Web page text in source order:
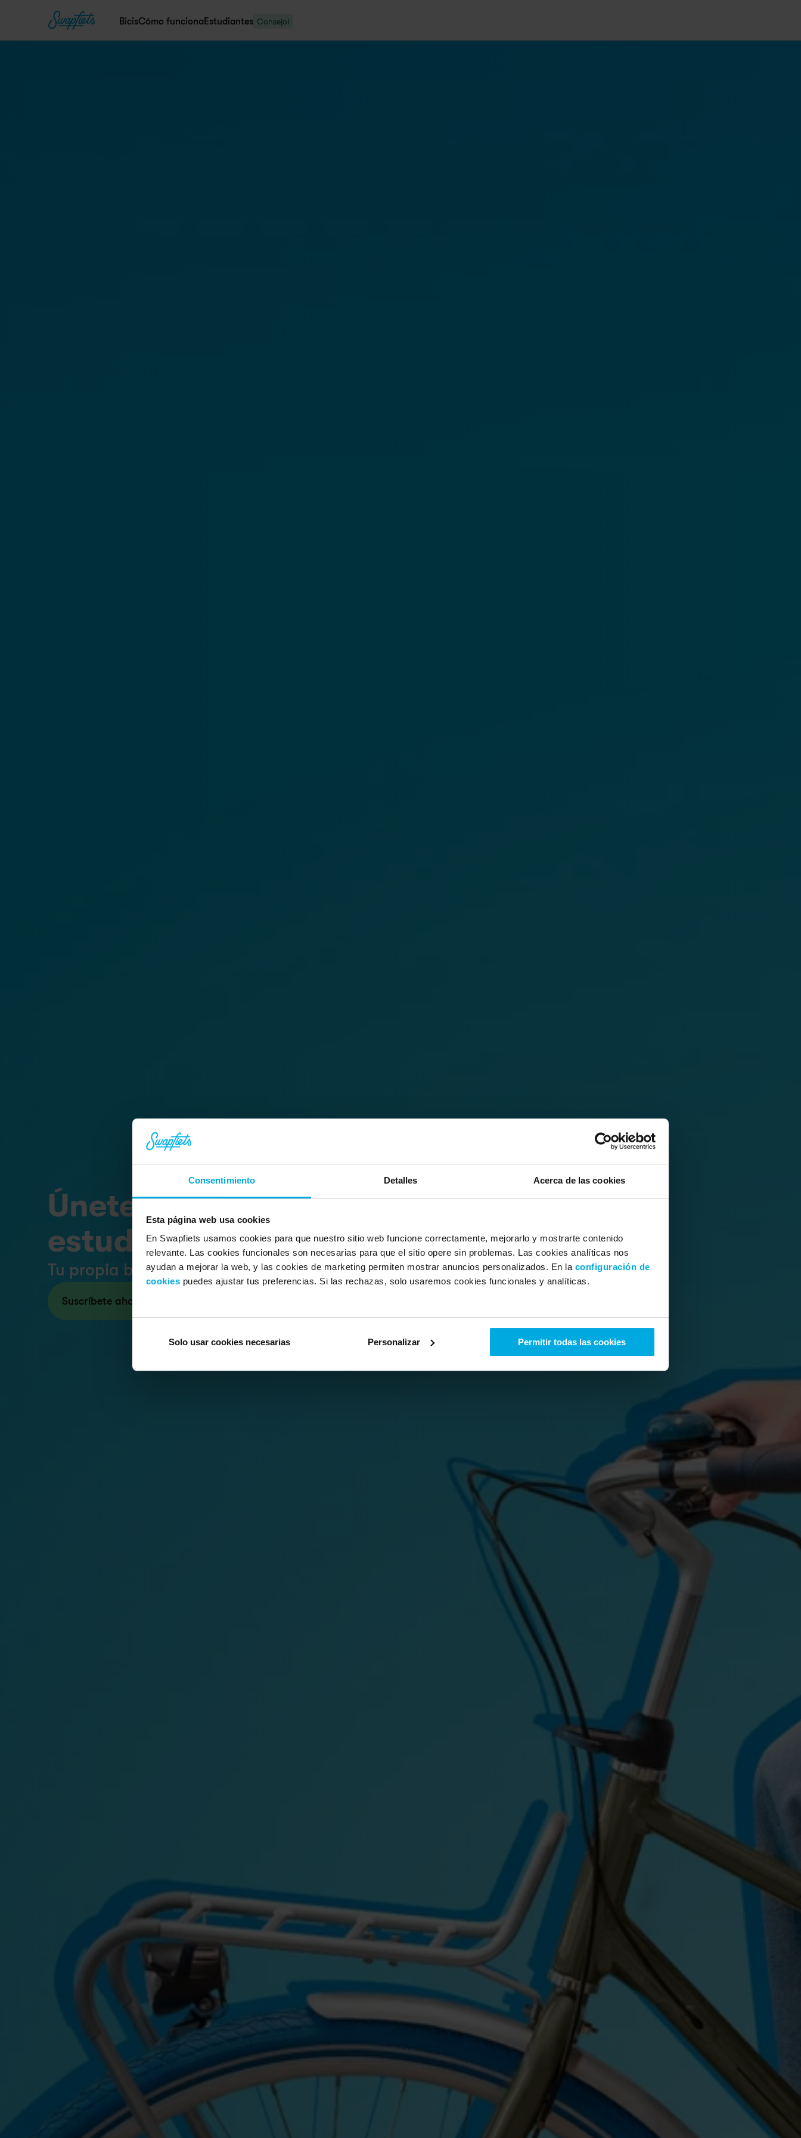
Consentimiento Detalles Acerca de las cookies
Esta página web usa cookies
En Swapfiets usamos cookies para que nuestro sitio web funcione correctamente, mejorarlo y mostrarte contenido
relevante. Las cookies funcionales son necesarias para que el sitio opere sin problemas. Las cookies analíticas nos
ayudan a mejorar la web, y las cookies de marketing permiten mostrar anuncios personalizados. En la configuración de
cookies puedes ajustar tus preferencias. Si las rechazas, solo usaremos cookies funcionales y analíticas.
Solo usar cookies necesarias Personalizar Permitir todas las cookies
BicisCómo funciona Estudiantes Consejo!
Únete a más de 80 mil
estudiantes en Swapfiets.
Tu propia bici desde 15,90 €/mes.
Suscríbete ahora